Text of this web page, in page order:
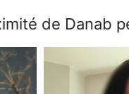
de Danab